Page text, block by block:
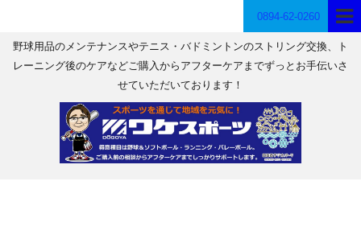
0894-62-0260
野球用品のメンテナンスやテニス・バドミントンのストリング交換、ト
レーニング後のケアなどご購入からアフターケアまでずっとお手伝いさ
せていただいております！